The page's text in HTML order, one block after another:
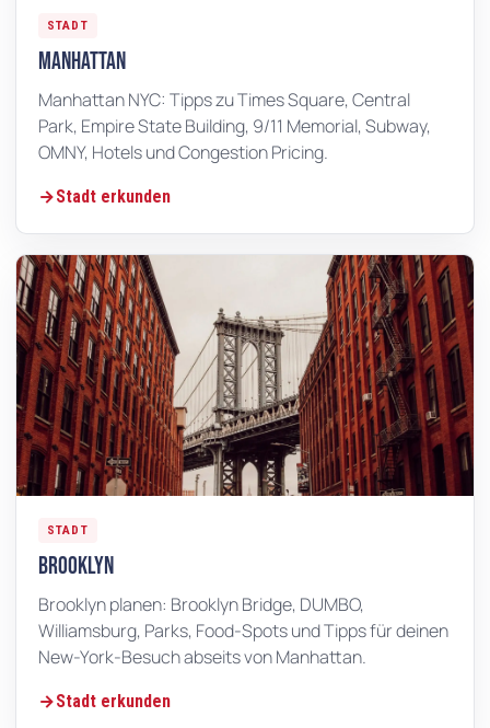
STADT
Manhattan
Manhattan NYC: Tipps zu Times Square, Central
Park, Empire State Building, 9/11 Memorial, Subway,
OMNY, Hotels und Congestion Pricing.
Stadt erkunden
STADT
Brooklyn
Brooklyn planen: Brooklyn Bridge, DUMBO,
Williamsburg, Parks, Food-Spots und Tipps für deinen
New-York-Besuch abseits von Manhattan.
Stadt erkunden